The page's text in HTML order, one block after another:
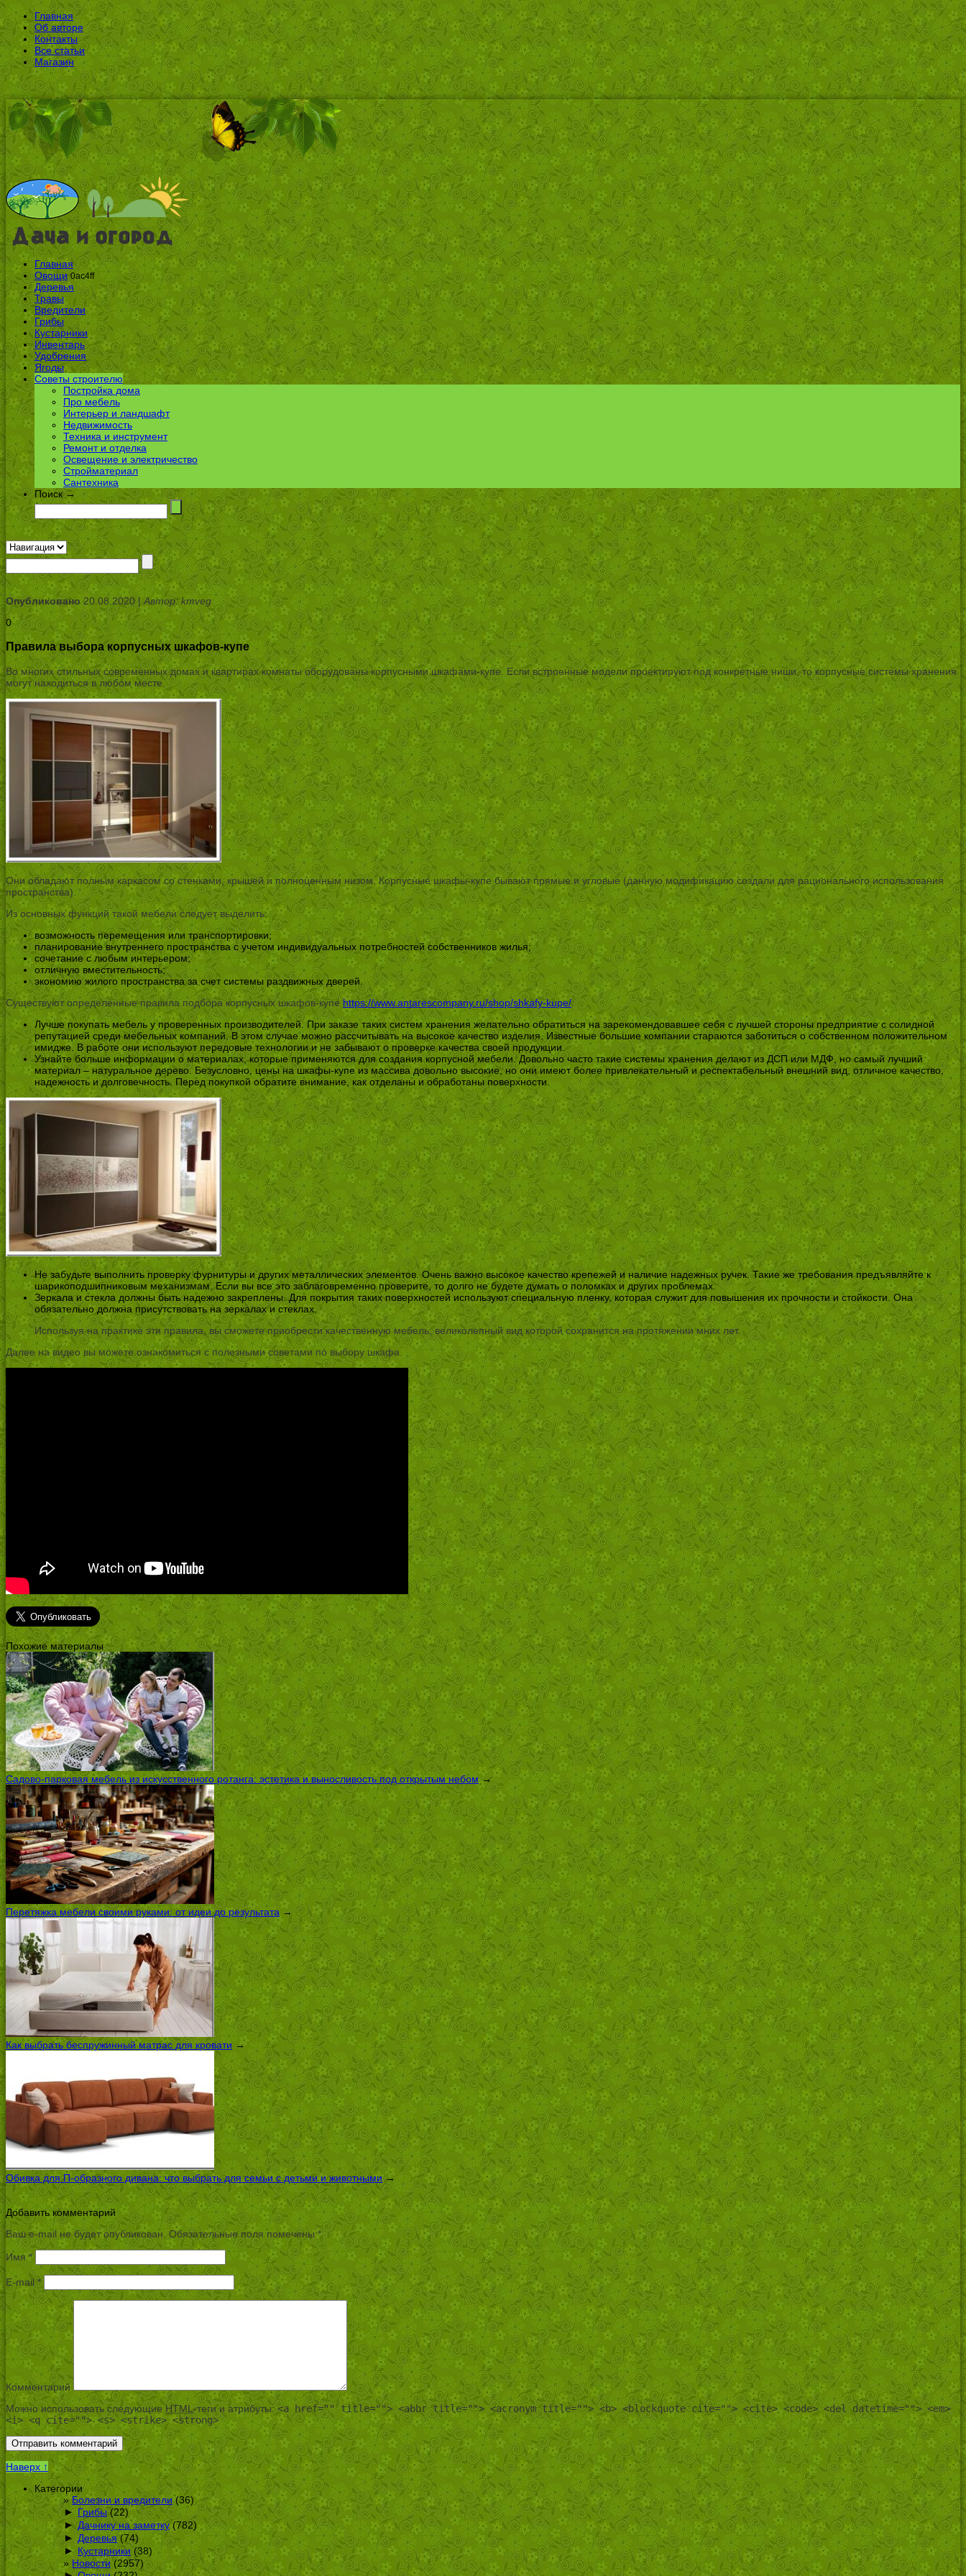
Главная
Об авторе
Контакты
Все статьи
Магазин
Главная
Овощи 0ac4ff
Деревья
Травы
Вредители
Грибы
Кустарники
Инвентарь
Удобрения
Ягоды
Советы строителю
Постройка дома
Про мебель
Интерьер и ландшафт
Недвижимость
Техника и инструмент
Ремонт и отделка
Освещение и электричество
Стройматериал
Сантехника
Поиск →
Опубликовано20.08.2020 |Автор: kmveg
0
Правила выбора корпусных шкафов-купе
Во многих стильных современных домах и квартирах комнаты оборудованы корпусными шкафами-купе. Если встроенные модели проектируют под конкретные ниши, то корпусные системы хранения
могут находиться в любом месте.
Они обладают полным каркасом со стенками, крышей и полноценным низом. Корпусные шкафы-купе бывают прямые и угловые (данную модификацию создали для рационального использования
пространства).
Из основных функций такой мебели следует выделить:
возможность перемещения или транспортировки;
планирование внутреннего пространства с учетом индивидуальных потребностей собственников жилья;
сочетание с любым интерьером;
отличную вместительность;
экономию жилого пространства за счет системы раздвижных дверей.
Существуют определенные правила подбора корпусных шкафов-купе https://www.antarescompany.ru/shop/shkafy-kupe/:
Лучше покупать мебель у проверенных производителей. При заказе таких систем хранения желательно обратиться на зарекомендовавшее себя с лучшей стороны предприятие с солидной
репутацией среди мебельных компаний. В этом случае можно рассчитывать на высокое качество изделия. Известные большие компании стараются заботиться о собственном положительном
имидже. В работе они используют передовые технологии и не забывают о проверке качества своей продукции.
Узнайте больше информации о материалах, которые применяются для создания корпусной мебели. Довольно часто такие системы хранения делают из ДСП или МДФ, но самый лучший
материал – натуральное дерево. Безусловно, цены на шкафы-купе из массива довольно высокие, но они имеют более привлекательный и респектабельный внешний вид, отличное качество,
надежность и долговечность. Перед покупкой обратите внимание, как отделаны и обработаны поверхности.
Не забудьте выполнить проверку фурнитуры и других металлических элементов. Очень важно высокое качество крепежей и наличие надежных ручек. Такие же требования предъявляйте к
шарикоподшипниковым механизмам. Если вы все это заблаговременно проверите, то долго не будете думать о поломках и других проблемах.
Зеркала и стекла должны быть надежно закреплены. Для покрытия таких поверхностей используют специальную пленку, которая служит для повышения их прочности и стойкости. Она
обязательно должна присутствовать на зеркалах и стеклах.
Используя на практике эти правила, вы сможете приобрести качественную мебель, великолепный вид которой сохранится на протяжении мних лет.
Далее на видео вы можете ознакомиться с полезными советами по выбору шкафа.
Похожие материалы
Садово-парковая мебель из искусственного ротанга: эстетика и выносливость под открытым небом→
Перетяжка мебели своими руками: от идеи до результата →
Как выбрать беспружинный матрас для кровати →
Обивка для П-образного дивана: что выбрать для семьи с детьми и животными→
Добавить комментарий
Ваш e-mail не будет опубликован. Обязательные поля помечены*
Имя*
E-mail*
Комментарий
Можно использовать следующиеHTML-теги и атрибуты:<a href="" title=""> <abbr title=""> <acronym title=""> <b> <blockquote cite=""> <cite> <code> <del datetime=""> <em>
<i> <q cite=""> <s> <strike> <strong>
Наверх ↑
Категории
Болезни и вредители(36)
► Грибы(22)
► Дачнику на заметку(782)
► Деревья (74)
► Кустарники(38)
Новости (2957)